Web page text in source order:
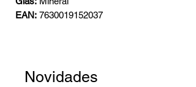
EAN: 7630019152037
Novidades